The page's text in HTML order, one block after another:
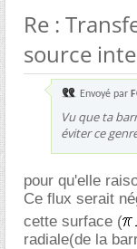
Re :
source
Envoyé par
Vu que ta
éviter ce
pour qu'elle
Ce flux serait
cette surface (
radiale(de la